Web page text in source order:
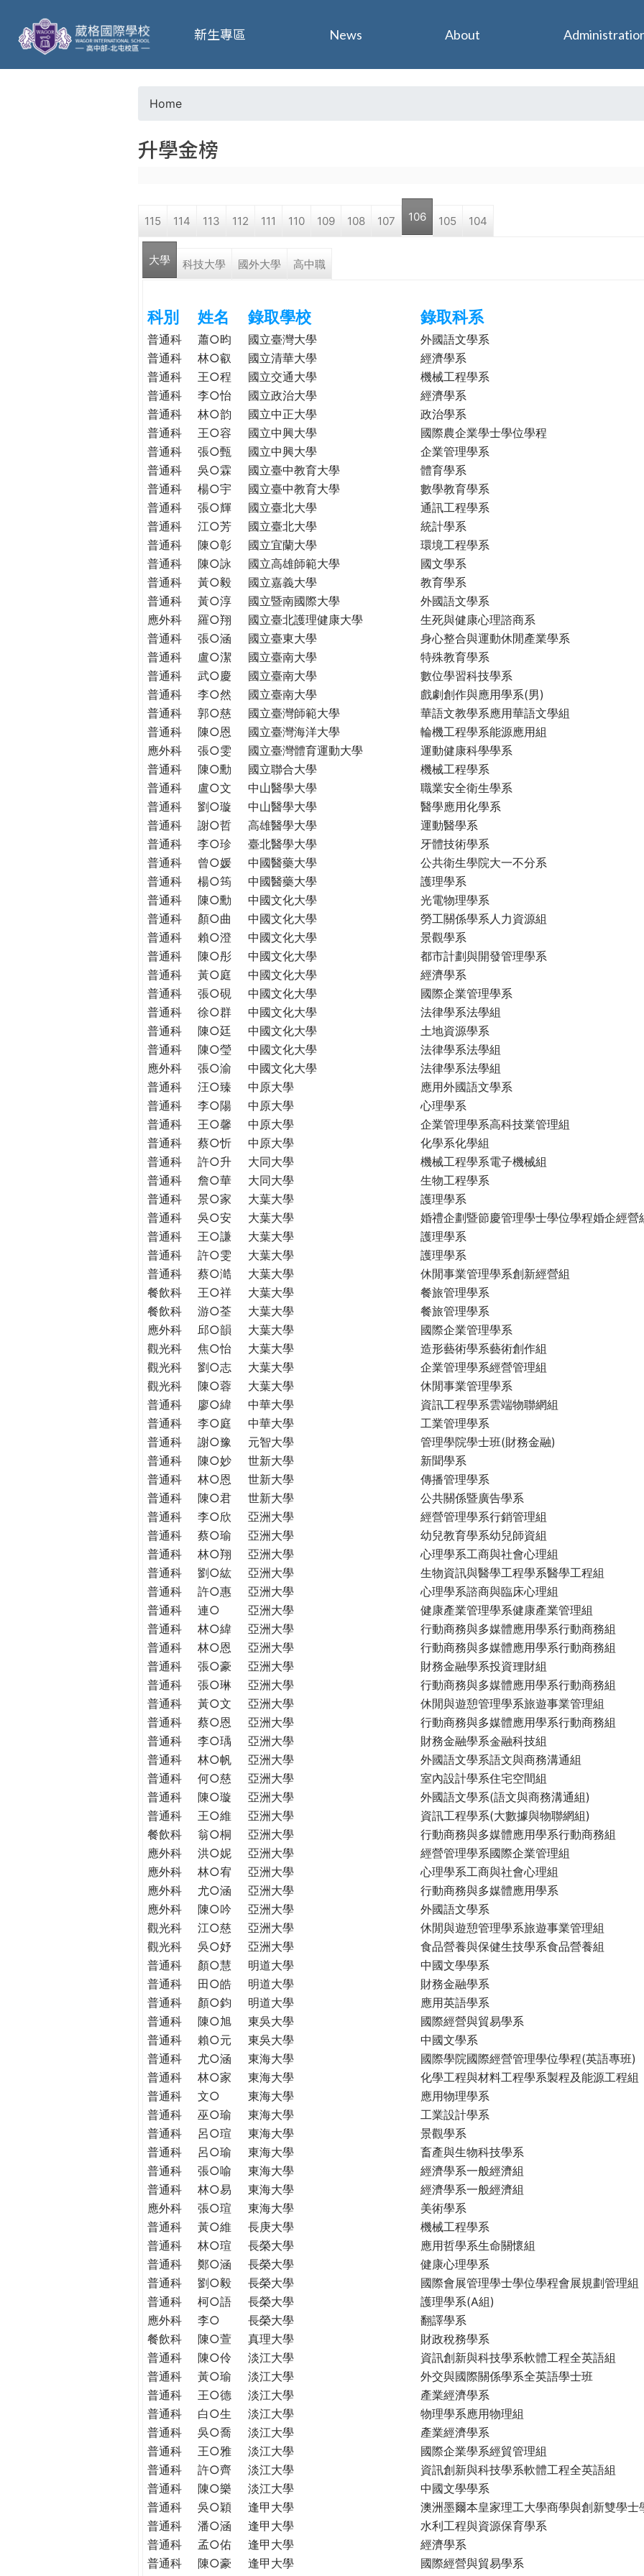
葳
格
o
a
r
h
e
r
e
Home
升學金榜
115 114 113 112 111 110 109 108 107 106 105 104
大學 科技大學 國外大學 高中職
科別 姓名 錄取學校 錄取科系
普通科 蕭○昀 國立臺灣大學
外國語文學系
普通科
林○叡 國立清華大學
經濟學系
普通科
王○程 國立交通大學
機械工程學系
普通科
李○怡 國立政治大學
經濟學系
普通科
林○韵 國立中正大學
政治學系
普通科
王○容 國立中興大學
國際農企業學士學位學程
普通科
張○甄 國立中興大學
企業管理學系
普通科
吳○霖 國立臺中教育大學
體育學系
普通科
楊○宇 國立臺中教育大學
數學教育學系
普通科
張○輝 國立臺北大學
通訊工程學系
普通科
江○芳 國立臺北大學
統計學系
普通科
陳○彰 國立宜蘭大學
環境工程學系
普通科
陳○詠 國立高雄師範大學
國文學系
普通科
黃○毅 國立嘉義大學
教育學系
普通科
黃○淳 國立暨南國際大學
外國語文學系
應外科
羅○翔 國立臺北護理健康大學
生死與健康心理諮商系
普通科
張○涵 國立臺東大學
身心整合與運動休閒產業學系
普通科
盧○潔 國立臺南大學
特殊教育學系
普通科
武○慶 國立臺南大學
數位學習科技學系
普通科
李○然 國立臺南大學
戲劇創作與應用學系(男)
普通科
郭○慈 國立臺灣師範大學
華語文教學系應用華語文學組
普通科
陳○恩 國立臺灣海洋大學
輪機工程學系能源應用組
應外科
張○雯 國立臺灣體育運動大學
運動健康科學學系
普通科
陳○勳 國立聯合大學
機械工程學系
普通科
盧○文 中山醫學大學
職業安全衛生學系
普通科
劉○璇 中山醫學大學
醫學應用化學系
普通科
謝○哲 高雄醫學大學
運動醫學系
普通科
李○珍 臺北醫學大學
牙體技術學系
普通科
曾○媛 中國醫藥大學
公共衛生學院大一不分系
普通科
楊○筠 中國醫藥大學
護理學系
普通科
陳○勳 中國文化大學
光電物理學系
普通科
顏○曲 中國文化大學
勞工關係學系人力資源組
普通科
賴○澄 中國文化大學
景觀學系
普通科
陳○彤 中國文化大學
都市計劃與開發管理學系
普通科
黃○庭 中國文化大學
經濟學系
普通科
張○硯 中國文化大學
國際企業管理學系
普通科
徐○群 中國文化大學
法律學系法學組
普通科
陳○廷 中國文化大學
土地資源學系
普通科
陳○瑩 中國文化大學
法律學系法學組
應外科
張○渝 中國文化大學
法律學系法學組
普通科
汪○臻 中原大學
應用外國語文學系
普通科
李○陽 中原大學
心理學系
普通科
王○馨 中原大學
企業管理學系高科技業管理組
普通科
蔡○忻 中原大學
化學系化學組
普通科
許○升 大同大學
機械工程學系電子機械組
普通科
詹○華 大同大學
生物工程學系
普通科
景○家 大葉大學
護理學系
普通科
吳○安 大葉大學
婚禮企劃暨節慶管理學士學位學程婚企經營
普通科
王○謙 大葉大學
護理學系
普通科
許○雯 大葉大學
護理學系
普通科
蔡○澔 大葉大學
休閒事業管理學系創新經營組
餐飲科
王○祥 大葉大學
餐旅管理學系
餐飲科
游○荃 大葉大學
餐旅管理學系
應外科
邱○韻 大葉大學
國際企業管理學系
觀光科
焦○怡 大葉大學
造形藝術學系藝術創作組
觀光科
劉○志 大葉大學
企業管理學系經營管理組
觀光科
陳○蓉 大葉大學
休閒事業管理學系
普通科
廖○緯 中華大學
資訊工程學系雲端物聯網組
普通科
李○庭 中華大學
工業管理學系
普通科
謝○豫 元智大學
管理學院學士班(財務金融)
普通科
陳○妙 世新大學
新聞學系
普通科
林○恩 世新大學
傳播管理學系
普通科
陳○君 世新大學
公共關係暨廣告學系
普通科
李○欣 亞洲大學
經營管理學系行銷管理組
普通科
蔡○瑜 亞洲大學
幼兒教育學系幼兒師資組
普通科
林○翔 亞洲大學
心理學系工商與社會心理組
普通科
劉○紘 亞洲大學
生物資訊與醫學工程學系醫學工程組
普通科
許○惠 亞洲大學
心理學系諮商與臨床心理組
普通科
連○ 亞洲大學
健康產業管理學系健康產業管理組
普通科
林○緯 亞洲大學
行動商務與多媒體應用學系行動商務組
普通科
林○恩 亞洲大學
行動商務與多媒體應用學系行動商務組
普通科
張○豪 亞洲大學
財務金融學系投資理財組
普通科
張○琳 亞洲大學
行動商務與多媒體應用學系行動商務組
普通科
黃○文 亞洲大學
休閒與遊憩管理學系旅遊事業管理組
普通科
蔡○恩 亞洲大學
行動商務與多媒體應用學系行動商務組
普通科
李○瑀 亞洲大學
財務金融學系金融科技組
普通科
林○帆 亞洲大學
外國語文學系語文與商務溝通組
普通科
何○慈 亞洲大學
室內設計學系住宅空間組
普通科
陳○璇 亞洲大學
外國語文學系(語文與商務溝通組)
普通科
王○維 亞洲大學
資訊工程學系(大數據與物聯網組)
餐飲科
翁○桐 亞洲大學
行動商務與多媒體應用學系行動商務組
應外科
洪○妮 亞洲大學
經營管理學系國際企業管理組
應外科
林○宥 亞洲大學
心理學系工商與社會心理組
應外科
尤○涵 亞洲大學
行動商務與多媒體應用學系
應外科
陳○吟 亞洲大學
外國語文學系
觀光科
江○慈 亞洲大學
休閒與遊憩管理學系旅遊事業管理組
觀光科
吳○妤 亞洲大學
食品營養與保健生技學系食品營養組
普通科
顏○慧 明道大學
中國文學學系
普通科
田○皓 明道大學
財務金融學系
普通科
顏○鈞 明道大學
應用英語學系
普通科
陳○旭 東吳大學
國際經營與貿易學系
普通科
賴○元 東吳大學
中國文學系
普通科
尤○涵 東海大學
國際學院國際經營管理學位學程(英語專班)
普通科
林○家 東海大學
化學工程與材料工程學系製程及能源工程組
普通科
文○ 東海大學
應用物理學系
普通科
巫○瑜 東海大學
工業設計學系
普通科
呂○瑄 東海大學
景觀學系
普通科
呂○瑜 東海大學
畜產與生物科技學系
普通科
張○喻 東海大學
經濟學系一般經濟組
普通科
林○易 東海大學
經濟學系一般經濟組
應外科
張○瑄 東海大學
美術學系
普通科
黃○維 長庚大學
機械工程學系
普通科
林○瑄 長榮大學
應用哲學系生命關懷組
普通科
鄭○涵 長榮大學
健康心理學系
普通科
劉○毅 長榮大學
國際會展管理學士學位學程會展規劃管理組
普通科
柯○語 長榮大學
護理學系(A組)
應外科
李○ 長榮大學
翻譯學系
餐飲科
陳○萱 真理大學
財政稅務學系
普通科
陳○伶 淡江大學
資訊創新與科技學系軟體工程全英語組
普通科
黃○瑜 淡江大學
外交與國際關係學系全英語學士班
普通科
王○德 淡江大學
產業經濟學系
普通科
白○生 淡江大學
物理學系應用物理組
普通科
吳○喬 淡江大學
產業經濟學系
普通科
王○雅 淡江大學
國際企業學系經貿管理組
普通科
許○齊 淡江大學
資訊創新與科技學系軟體工程全英語組
普通科
陳○樂 淡江大學
中國文學學系
普通科
吳○穎 逢甲大學
澳洲墨爾本皇家理工大學商學與創新雙學士
普通科
潘○涵 逢甲大學
水利工程與資源保育學系
普通科
孟○佑 逢甲大學
經濟學系
普通科
陳○豪 逢甲大學
國際經營與貿易學系
新生專區 News About